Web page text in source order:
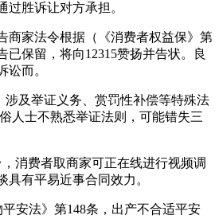
过胜诉让对方承担。
家法令根据（《消费者权益保》第
已保留，将向12315赞扬并告状。良
讼而。
及举证义务、赏罚性补偿等特殊法
人士不熟悉举证法则，可能错失三
消费者取商家可正在线进行视频调
具有平易近事合同效力。
安法》第148条，出产不合适平安